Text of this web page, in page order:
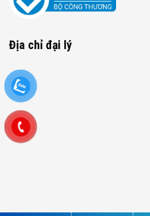
Địa chỉ đại lý